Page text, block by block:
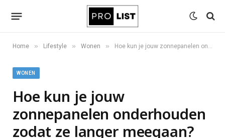
Home » Lifestyle » Wonen » Hoe kun je jouw zonnepanelen onderhouden zodat ze langer meegaan?
WONEN
Hoe kun je jouw
zonnepanelen onderhouden
zodat ze langer meegaan?